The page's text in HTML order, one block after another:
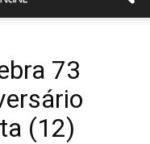
73
(12)